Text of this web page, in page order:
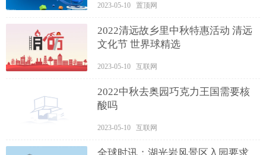
2023-05-10 置顶网
2022清远故乡里中秋特惠活动 清远
文化节 世界球精选
2023-05-10 互联网
2022中秋去奥园巧克力王国需要核
酸吗
2023-05-10 互联网
全球时讯：湖光岩风景区入园要求